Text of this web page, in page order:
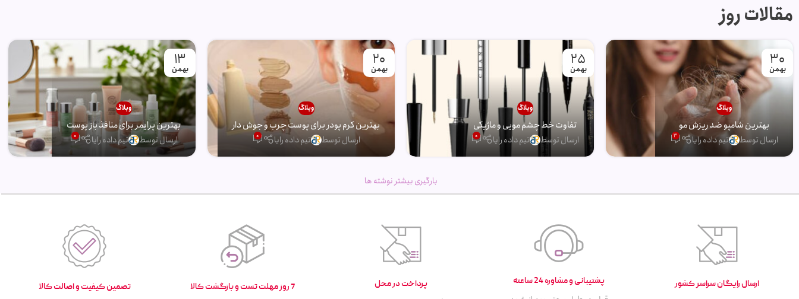
مقالات روز
30
بهمن
وبلاگ
بهترین شامپو ضد ریزش مو
ارسال توسط تیم داده رایا 3
25
بهمن
وبلاگ
تفاوت خط چشم مویی و ماژیکی
ارسال توسط تیم داده رایا 0
20
بهمن
وبلاگ
بهترین کرم پودر برای پوست چرب و جوش دار
ارسال توسط تیم داده رایا 0
13
بهمن
وبلاگ
بهترین پرایمر برای منافذ باز پوست
ارسال توسط تیم داده رایا 0
بارگیری بیشتر نوشته ها
ارسال رایگان سراسر کشور پشتیبانی و مشاوره 24 ساعته پرداخت در محل 7 روز مهلت تست و بازگشت کالا تصمین کیفیت و اصالت کالا